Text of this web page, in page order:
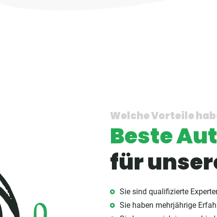
Welche Vorteile
Beste
für
Sie sind qualifizierte
Sie haben mehrjährige